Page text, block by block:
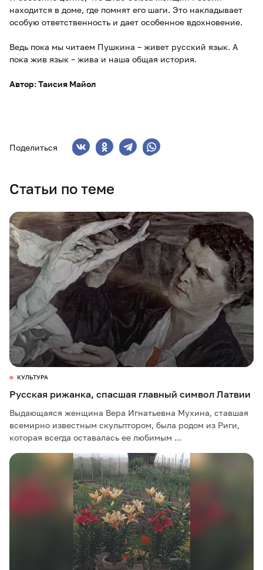
находится в доме, где помнят его шаги. Это накладывает
особую ответственность и дает особенное вдохновение.
Ведь пока мы читаем Пушкина – живет русский язык. А
пока жив язык – жива и наша общая история.
Автор: Таисия Майол
Поделиться
Статьи по теме
КУЛЬТУРА
Русская рижанка, спасшая главный символ Латвии
Выдающаяся женщина Вера Игнатьевна Мухина, ставшая
всемирно известным скульптором, была родом из Риги,
которая всегда оставалась ее любимым ...